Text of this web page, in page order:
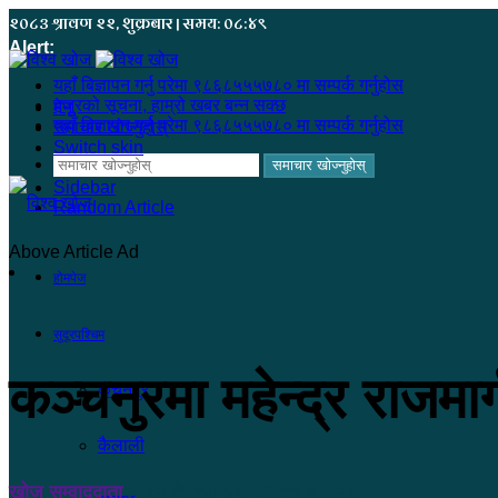
२०८३ श्रावण २२, शुक्रबार | समय: ०८:४९
Alert:
यहाँ बिज्ञापन गर्नु परेमा ९८६८५५५७८० मा सम्पर्क गर्नुहोस
हजुरको सूचना, हाम्रो खबर बन्न सक्छ
यहाँ बिज्ञापन गर्नु परेमा ९८६८५५५७८० मा सम्पर्क गर्नुहोस
समाचार खोज्नुहोस्
Sidebar
Random Article
मेनू
समाचार खोज्नुहोस्
Switch skin
होमपेज
सुदूरपश्चिम
कंचनपुर
कैलाली
Above Article Ad
कञ्चनुरमा महेन्द्र
खोज सम्वाददाता२०८२ बैशाख ३१, बुधबार ०३:२८